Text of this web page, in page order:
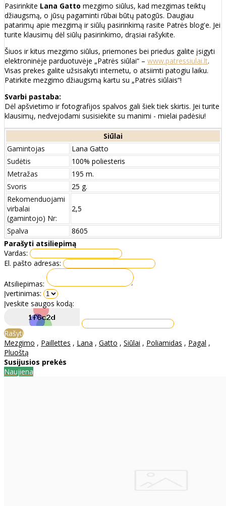
Pasirinkite Lana Gatto mezgimo siūlus, kad mezgimas teiktų
džiaugsmą, o jūsų pagaminti rūbai būtų patogūs. Daugiau
patarimų apie mezgimą ir siūlų pasirinkimą rasite Patrės blog'e. Jei
turite klausimų dėl siūlų pasirinkimo, drąsiai rašykite.
Šiuos ir kitus mezgimo siūlus, priemones bei priedus galite įsigyti
elektroninėje parduotuvėje „Patrės siūlai“ – www.patressiulai.lt.
Visas prekes galite užsisakyti internetu, o atsiimti patogiu laiku.
Patirkite mezgimo džiaugsmą kartu su „Patrės siūlais“!
Svarbi pastaba:
Dėl apšvietimo ir fotografijos spalvos gali šiek tiek skirtis. Jei turite
klausimų, nedvejodami susisiekite su manimi - mielai padėsiu!
Siūlai
Gamintojas
Lana Gatto
Sudėtis
100% poliesteris
Metražas
195 m.
Svoris
25 g.
Rekomenduojami
virbalai
(gamintojo) Nr:
2,5
Spalva
8605
Parašyti atsiliepimą
Vardas:
El. pašto adresas:
Atsiliepimas:
Įvertinimas:
Įveskite saugos kodą:
Rašyti
Mezgimo , Paillettes , Lana , Gatto , Siūlai , Poliamidas , Pagal ,
Pluoštą
Susijusios prekės
Naujiena